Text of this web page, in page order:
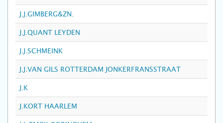
J.J.GIMBERG&ZN.
J.J.QUANT LEYDEN
J.J.SCHMEINK
J.J.VAN GILS ROTTERDAM JONKERFRANSSTRAAT
J.K
J.KORT HAARLEM